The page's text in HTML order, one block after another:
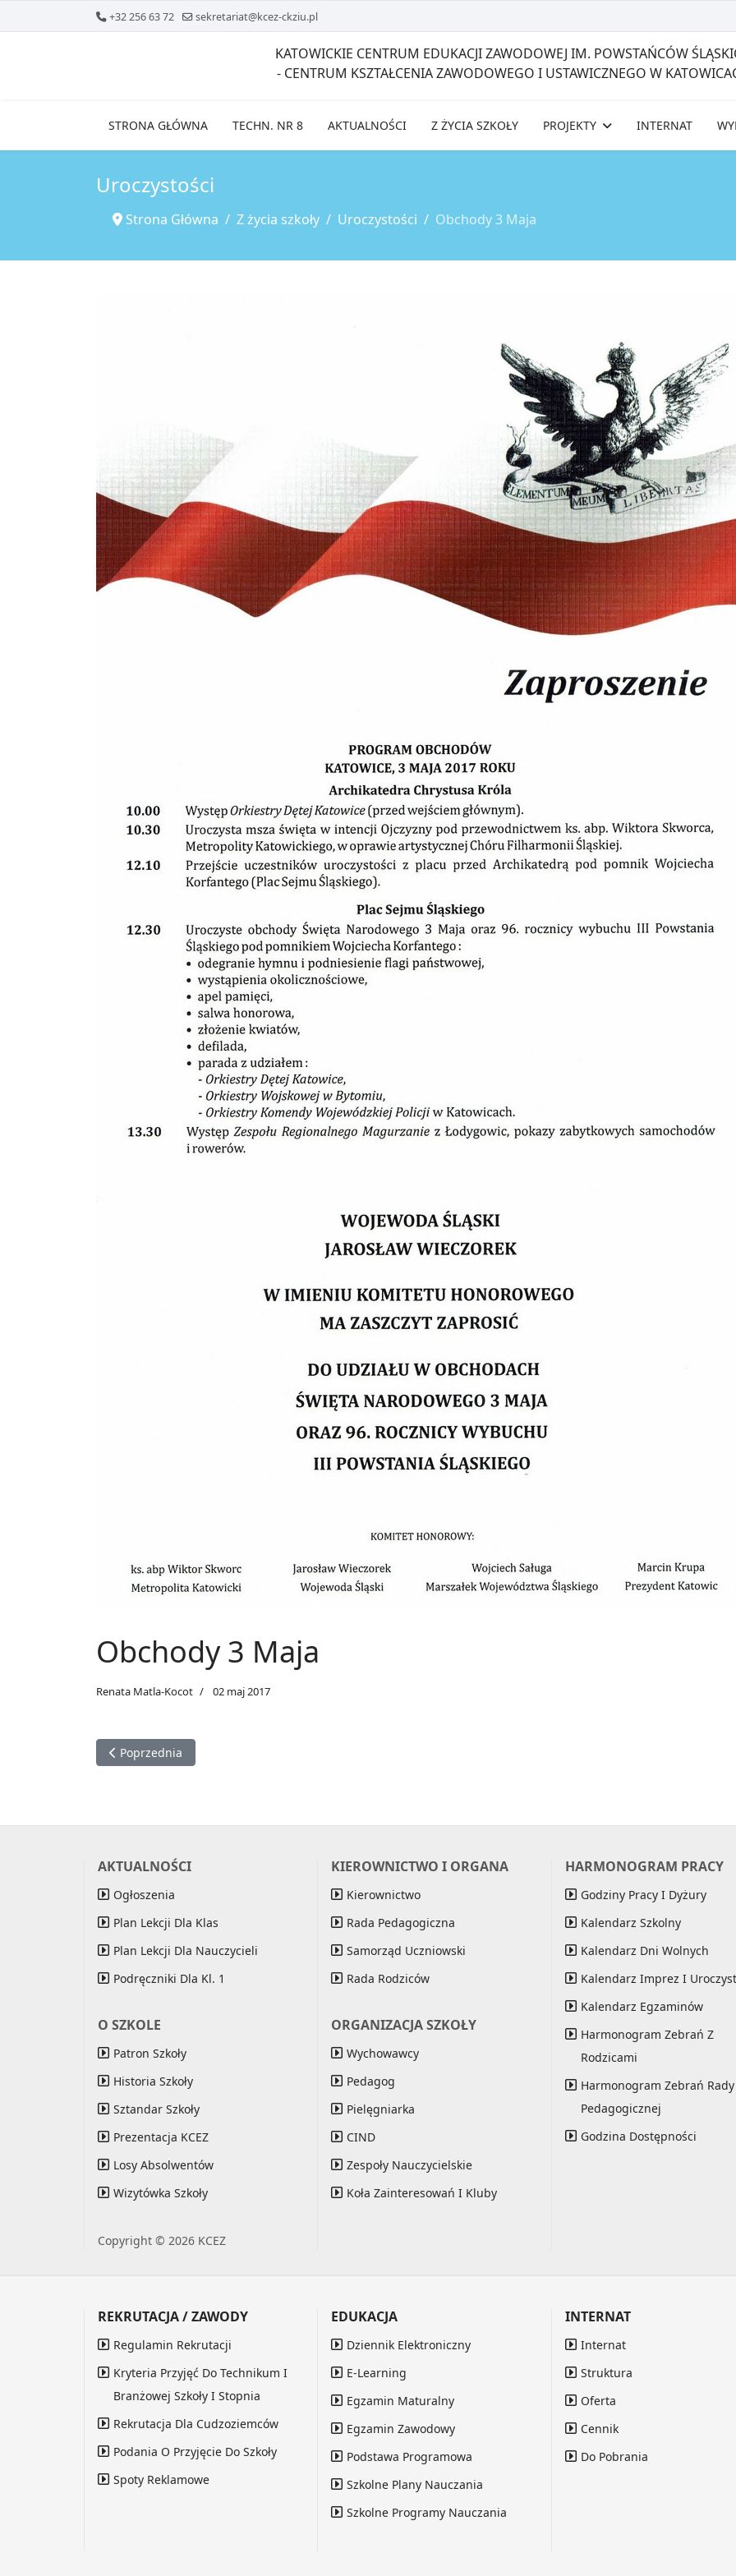
+32 256 63 72 sekretariat@kcez-ckziu.pl
KATOWICKIE CENTRUM EDUKACJI ZAWODOWEJ IM. POWSTAŃCÓW
- CENTRUM KSZTAŁCENIA ZAWODOWEGO I USTAWICZNEGO W
STRONA GŁÓWNA TECHN. NR 8 AKTUALNOŚCI Z ŻYCIA SZKOŁY PROJEKTY INTERNAT
Uroczystości
Strona Główna Z życia szkoły Uroczystości Obchody 3 Maja
Obchody 3 Maja
Renata Matla-Kocot 02 maj 2017
Poprzednia strona: Akademia 3 Maja
Poprzednia
AKTUALNOŚCI
Ogłoszenia
Plan Lekcji Dla Klas
Plan Lekcji Dla Nauczycieli
Podręczniki Dla Kl. 1
O SZKOLE
Patron Szkoły
Historia Szkoły
Sztandar Szkoły
Prezentacja KCEZ
Losy Absolwentów
Wizytówka Szkoły
Copyright © 2026 KCEZ
KIEROWNICTWO I ORGANA
Kierownictwo
Rada Pedagogiczna
Samorząd Uczniowski
Rada Rodziców
ORGANIZACJA SZKOŁY
Wychowawcy
Pedagog
Pielęgniarka
CIND
Zespoły Nauczycielskie
Koła Zainteresowań I Kluby
HARMONOGRAM PRACY
Godziny Pracy I Dyżury
Kalendarz Szkolny
Kalendarz Dni Wolnych
Kalendarz Imprez I
Kalendarz Egzaminów
Harmonogram Zebrań Z
Rodzicami
Harmonogram Zebrań Rady
Pedagogicznej
Godzina Dostępności
REKRUTACJA / ZAWODY
Regulamin Rekrutacji
Kryteria Przyjęć Do Technikum I
Branżowej Szkoły I Stopnia
Rekrutacja Dla Cudzoziemców
Podania O Przyjęcie Do Szkoły
Spoty Reklamowe
EDUKACJA
Dziennik Elektroniczny
E-Learning
Egzamin Maturalny
Egzamin Zawodowy
Podstawa Programowa
Szkolne Plany Nauczania
Szkolne Programy Nauczania
INTERNAT
Internat
Struktura
Oferta
Cennik
Do Pobrania